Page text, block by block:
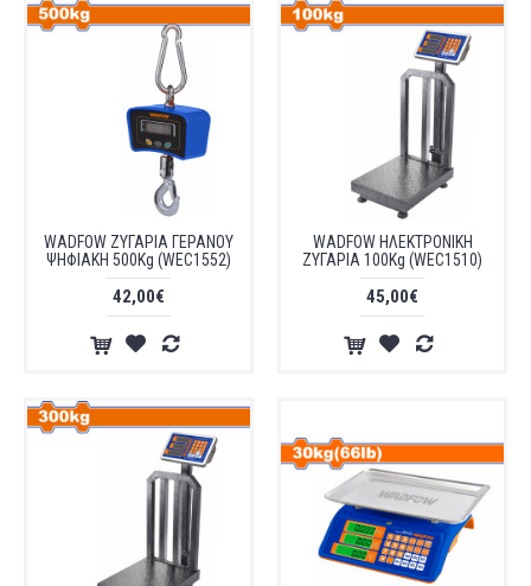
WADFOW ΖΥΓΑΡΙΑ ΓΕΡΑΝΟΥ
ΨΗΦΙΑΚΗ 500Kg (WEC1552)
42,00€
WADFOW ΗΛΕΚΤΡΟΝΙΚΗ
ΖΥΓΑΡΙΑ 100Kg (WEC1510)
45,00€